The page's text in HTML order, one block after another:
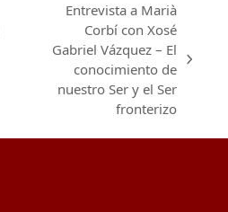
post:
Entrevista a Marià
Corbí con Xosé
Gabriel Vázquez – El
conocimiento de
nuestro Ser y el Ser
fronterizo